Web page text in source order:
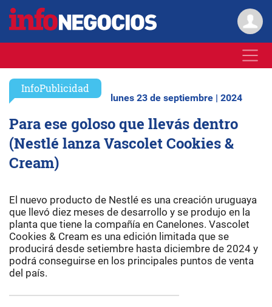
InfoPublicidad
lunes 23 de septiembre | 2024
Para ese goloso que llevás dentro
(Nestlé lanza Vascolet Cookies &
Cream)
El nuevo producto de Nestlé es una creación uruguaya
que llevó diez meses de desarrollo y se produjo en la
planta que tiene la compañía en Canelones. Vascolet
Cookies & Cream es una edición limitada que se
producirá desde setiembre hasta diciembre de 2024 y
podrá conseguirse en los principales puntos de venta
del país.